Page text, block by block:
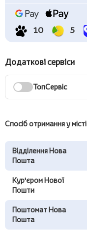
10 5
Додаткові сервіси
ТопСервіс
Спосіб отримання у місті
Відділення Нова
Пошта
Кур'єром Нової
Пошти
Поштомат Нова
Пошта